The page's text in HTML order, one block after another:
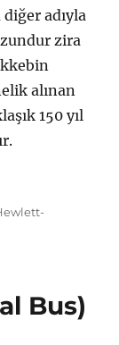
diğer adıyla
zira
alınan
150 yıl
Bus)